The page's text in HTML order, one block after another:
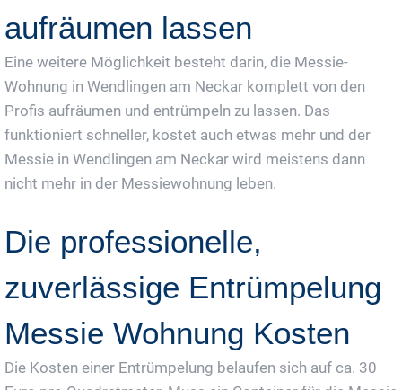
aufräumen lassen
Eine weitere Möglichkeit besteht darin, die Messie-
Wohnung in Wendlingen am Neckar komplett von den
Profis aufräumen und entrümpeln zu lassen. Das
funktioniert schneller, kostet auch etwas mehr und der
Messie in Wendlingen am Neckar wird meistens dann
nicht mehr in der Messiewohnung leben.
Die professionelle,
zuverlässige Entrümpelung
Messie Wohnung Kosten
Die Kosten einer Entrümpelung belaufen sich auf ca. 30